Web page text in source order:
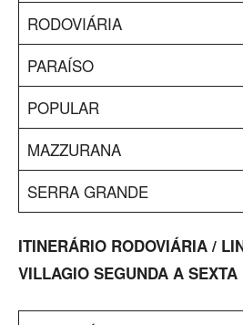
RODOVIÁRIA
PARAÍSO
POPULAR
MAZZURANA
SERRA GRANDE
ITINERÁRIO RODOVIÁRIA /
VILLAGIO SEGUNDA A SEXTA